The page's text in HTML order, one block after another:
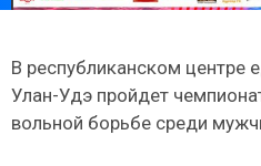
В республиканском центре
Улан-Удэ пройдет
вольной борьбе среди